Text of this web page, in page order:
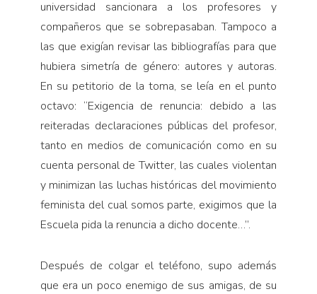
universidad sancionara a los profesores y
compañeros que se sobrepasaban. Tampoco a
las que exigían revisar las bibliografías para que
hubiera simetría de género: autores y autoras.
En su petitorio de la toma, se leía en el punto
octavo: “Exigencia de renuncia: debido a las
reiteradas declaraciones públicas del profesor,
tanto en medios de comunicación como en su
cuenta personal de Twitter, las cuales violentan
y minimizan las luchas históricas del movimiento
feminista del cual somos parte, exigimos que la
Escuela pida la renuncia a dicho docente…”.
Después de colgar el teléfono, supo además
que era un poco enemigo de sus amigas, de su